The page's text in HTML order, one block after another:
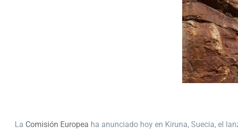
La Comisión Europea ha anunciado hoy en Kiruna, Suecia, el